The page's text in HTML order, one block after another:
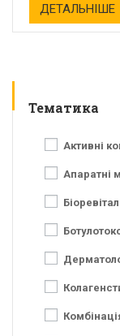
ДЕТАЛЬНІШЕ
Тематика
Активні
Апаратні